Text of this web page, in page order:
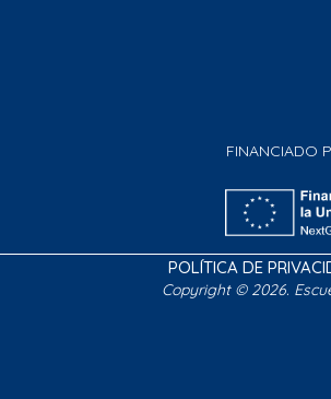
FINANCIADO
POLÍTICA DE
Copyright © 2026.